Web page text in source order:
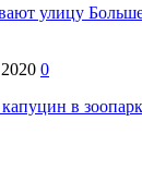
улицу
0
в